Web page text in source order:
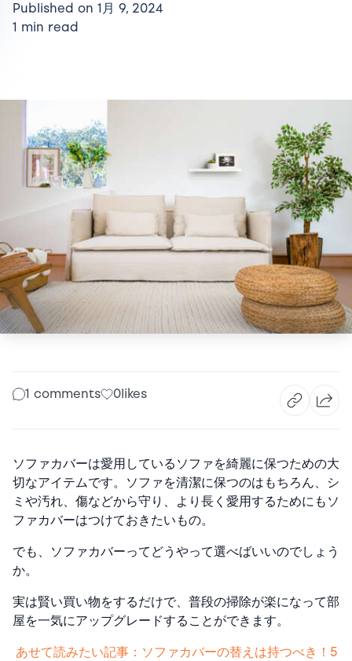
Published on 1月 9, 2024
1 min read
1 comments 0 likes
ソファカバーは愛用しているソファを綺麗に保つための大
切なアイテムです。ソファを清潔に保つのはもちろん、シ
ミや汚れ、傷などから守り、より長く愛用するためにもソ
ファカバーはつけておきたいもの。
でも、ソファカバーってどうやって選べばいいのでしょう
か。
実は賢い買い物をするだけで、普段の掃除が楽になって部
屋を一気にアップグレードすることができます。
あせて読みたい記事：ソファカバーの替えは持つべき！5